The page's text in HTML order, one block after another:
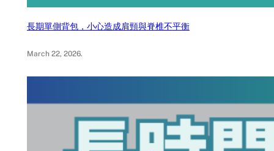
長期單側背包，小心造成肩頸與脊椎不平衡
March 22, 2026.